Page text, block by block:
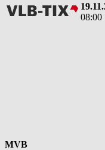
vlbtix
08:00
MVB